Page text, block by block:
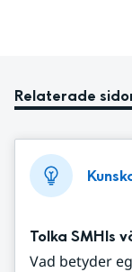
Relaterade
Tolka SMHIs
Vad betyder